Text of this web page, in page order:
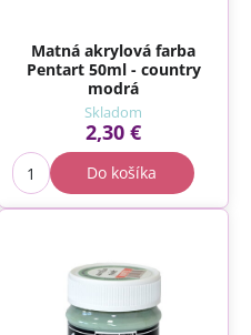
Matná akrylová farba
Pentart 50ml - country
modrá
Skladom
2,30 €
Do košíka